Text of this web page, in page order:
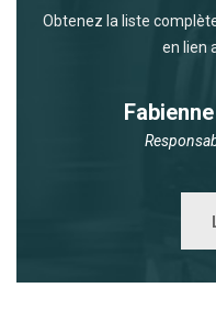
Obtenez la liste
en lien